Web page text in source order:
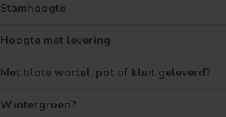
Stamhoogte
Hoogte met levering
Met blote wortel, pot of kluit geleverd?
Wintergroen?